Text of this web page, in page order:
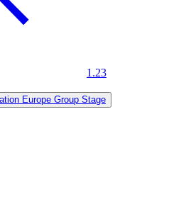
1.23
Europe Group Stage